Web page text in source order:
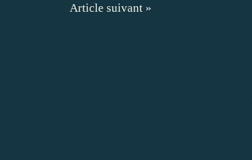
Article suivant »